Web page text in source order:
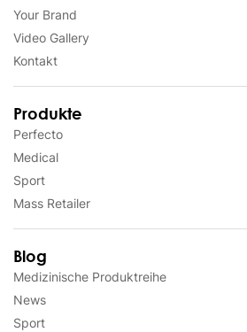
Your Brand
Video Gallery
Kontakt
Produkte
Perfecto
Medical
Sport
Mass Retailer
Blog
Medizinische Produktreihe
News
Sport